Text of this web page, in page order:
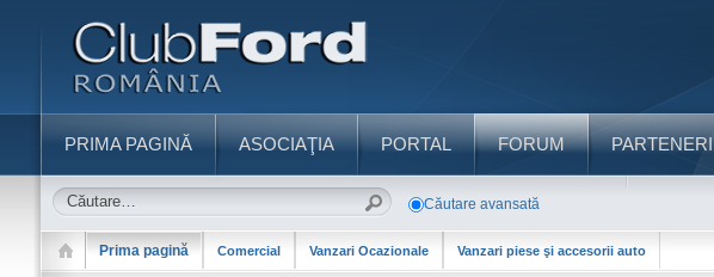
PRIMA PAGINĂ ASOCIAŢIA PORTAL FORUM PARTENERI
Căutare avansată
Prima pagină Comercial Vanzari Ocazionale Vanzari piese şi accesorii auto